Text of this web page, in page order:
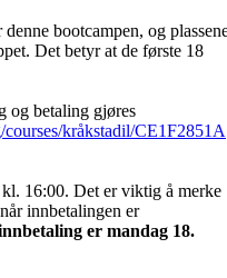
bootcampen, og
Det betyr at de første 18
og betaling gjøres
kråkstadil/CE1F2851A
16:00. Det er viktig å merke
innbetalingen er
er mandag 18.